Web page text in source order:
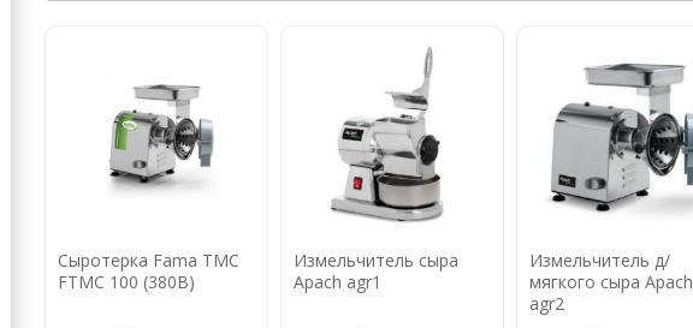
Кофе в зернах хит
Кофе в зернах свежей обжарки
Кофе в дрип пакетах
Сыротерка Fama TMC
FTMC 100 (380B)
Измельчитель сыра
Apach agr1
Измельчитель д/
мягкого сыра Apach
agr2